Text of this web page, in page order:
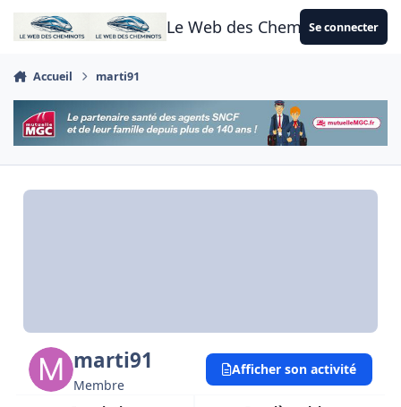
Aller au contenu
Le Web des CheminotsSe connecter
Accueil marti91
marti91
Membre
Afficher son activité